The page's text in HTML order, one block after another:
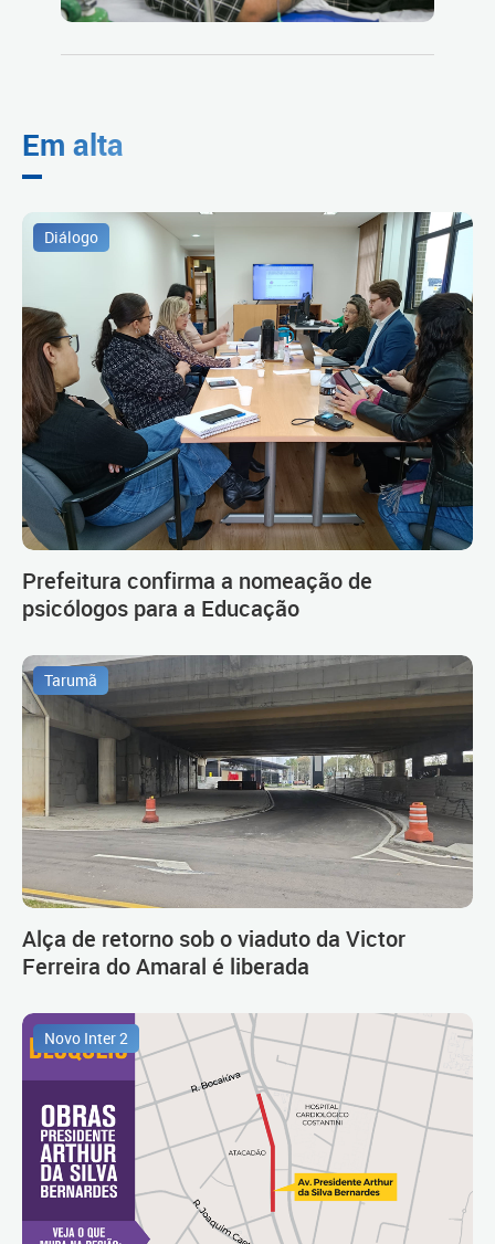
Em alta
Diálogo
Prefeitura confirma a nomeação de
psicólogos para a Educação
Tarumã
Alça de retorno sob o viaduto da Victor
Ferreira do Amaral é liberada
Novo Inter 2